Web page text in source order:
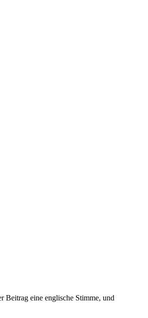
Beitrag eine englische Stimme, und